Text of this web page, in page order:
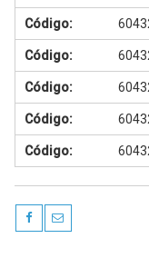
Código:
Código:
Código:
Código:
Código: